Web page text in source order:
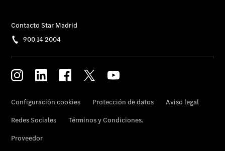
de datos